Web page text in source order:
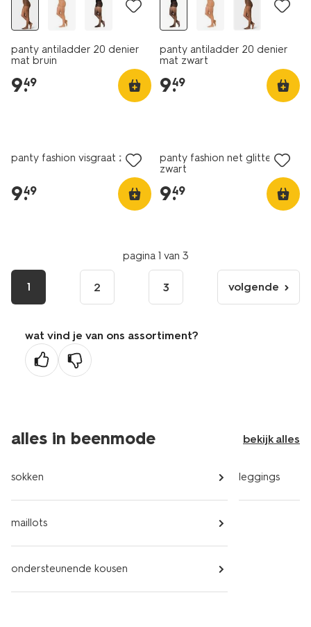
panty antiladder 20 denier
mat bruin
9.
49
panty antiladder 20 denier
mat zwart
9.
49
panty fashion visgraat zwart
9.
49
panty fashion net glitter
zwart
9.
49
pagina 1 van 3
1 2 3
volgende
pagina
volgende
wat vind je van ons assortiment?
alles in beenmode bekijk alles
sokken
maillots
ondersteunende kousen
leggings